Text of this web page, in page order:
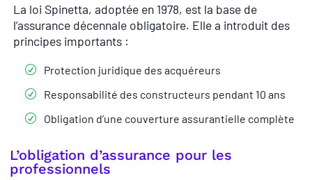
La loi Spinetta, adoptée en 1978, est la base de
l’assurance décennale obligatoire. Elle a introduit des
principes importants :
Protection juridique des acquéreurs
Responsabilité des constructeurs pendant 10 ans
Obligation d’une couverture assurantielle complète
L’obligation d’assurance pour les
professionnels